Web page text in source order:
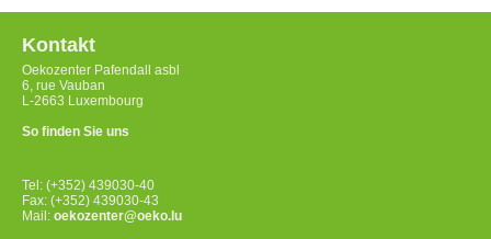
Kontakt
Oekozenter Pafendall asbl
6, rue Vauban
L-2663 Luxembourg
So finden Sie uns
Tel: (+352) 439030-40
Fax: (+352) 439030-43
Mail: oekozenter@oeko.lu